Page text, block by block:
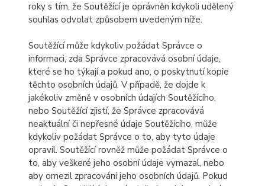
roky s tím, že Soutěžící je oprávněn kdykoli udělený
souhlas odvolat způsobem uvedeným níže.
Soutěžící může kdykoliv požádat Správce o
informaci, zda Správce zpracovává osobní údaje,
které se ho týkají a pokud ano, o poskytnutí kopie
těchto osobních údajů. V případě, že dojde k
jakékoliv změně v osobních údajích Soutěžícího,
nebo Soutěžící zjistí, že Správce zpracovává
neaktuální či nepřesné údaje Soutěžícího, může
kdykoliv požádat Správce o to, aby tyto údaje
opravil. Soutěžící rovněž může požádat Správce o
to, aby veškeré jeho osobní údaje vymazal, nebo
aby omezil zpracování jeho osobních údajů. Pokud